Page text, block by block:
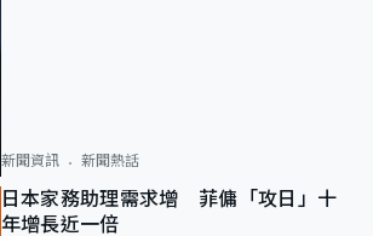
新聞資訊 新聞熱話
日本家務助理需求增 菲傭「攻日」十
年增長近一倍